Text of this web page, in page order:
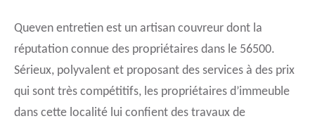
Queven entretien est un artisan couvreur dont la
réputation connue des propriétaires dans le 56500.
Sérieux, polyvalent et proposant des services à des prix
qui sont très compétitifs, les propriétaires d’immeuble
dans cette localité lui confient des travaux de